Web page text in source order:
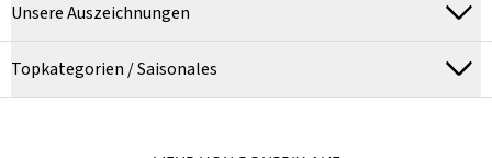
Unsere Auszeichnungen
Topkategorien / Saisonales